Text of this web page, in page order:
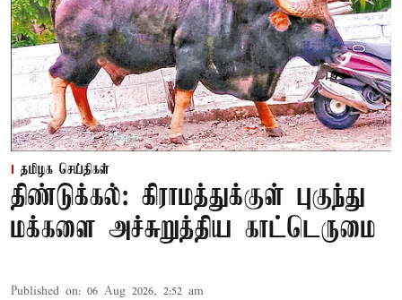
தமிழக செய்திகள்
திண்டுக்கல்: கிராமத்துக்குள் புகுந்து
மக்களை அச்சுறுத்திய காட்டெருமை
Published on: 06 Aug 2026, 2:52 am